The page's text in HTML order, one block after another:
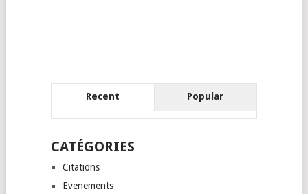
Recent Popular
CATÉGORIES
Citations
Evenements